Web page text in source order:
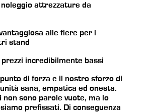
attrezzature da
alle fiere per i
stand
incredibilmente bassi
di forza e il nostro sforzo di
sana, empatica ed onesta.
non sono parole vuote, ma lo
prefissati. Di conseguenza